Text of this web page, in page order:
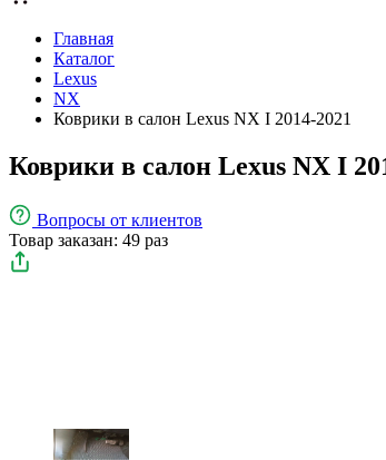
Главная
Каталог
Lexus
NX
Коврики в салон Lexus NX I 2014-2021
Коврики в салон Lexus NX I
Вопросы от клиентов
Товар заказан: 49 раз